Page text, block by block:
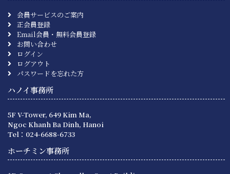
会員サービスのご案内
正会員登録
Email会員・無料会員登録
お問い合わせ
ログイン
ログアウト
パスワードを忘れた方
ハノイ事務所
5F V-Tower, 649 Kim Ma,
Ngoc Khanh Ba Dinh, Hanoi
Tel：024-6688-6733
ホーチミン事務所